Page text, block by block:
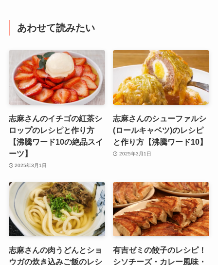
あわせて読みたい
志麻さんのイチゴの紅茶シ
ロップのレシピと作り方
【沸騰ワード10の絶品スイ
ーツ】
2025年3月1日
志麻さんのシューファルシ
(ロールキャベツ)のレシピ
と作り方【沸騰ワード10】
2025年3月1日
志麻さんの肉うどんとショ
ウガの炊き込みご飯のレシ
有吉ゼミの餃子のレシピ！
シソチーズ・カレー風味・